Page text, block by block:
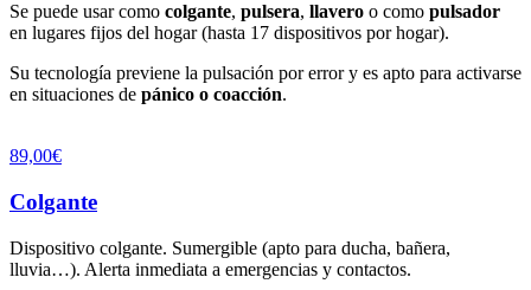
Se puede usar como colgante, pulsera, llavero o como pulsador
en lugares fijos del hogar (hasta 17 dispositivos por hogar).
Su tecnología previene la pulsación por error y es apto para activarse
en situaciones de pánico o coacción.
89,00€
Colgante
Dispositivo colgante. Sumergible (apto para ducha, bañera,
lluvia…). Alerta inmediata a emergencias y contactos.